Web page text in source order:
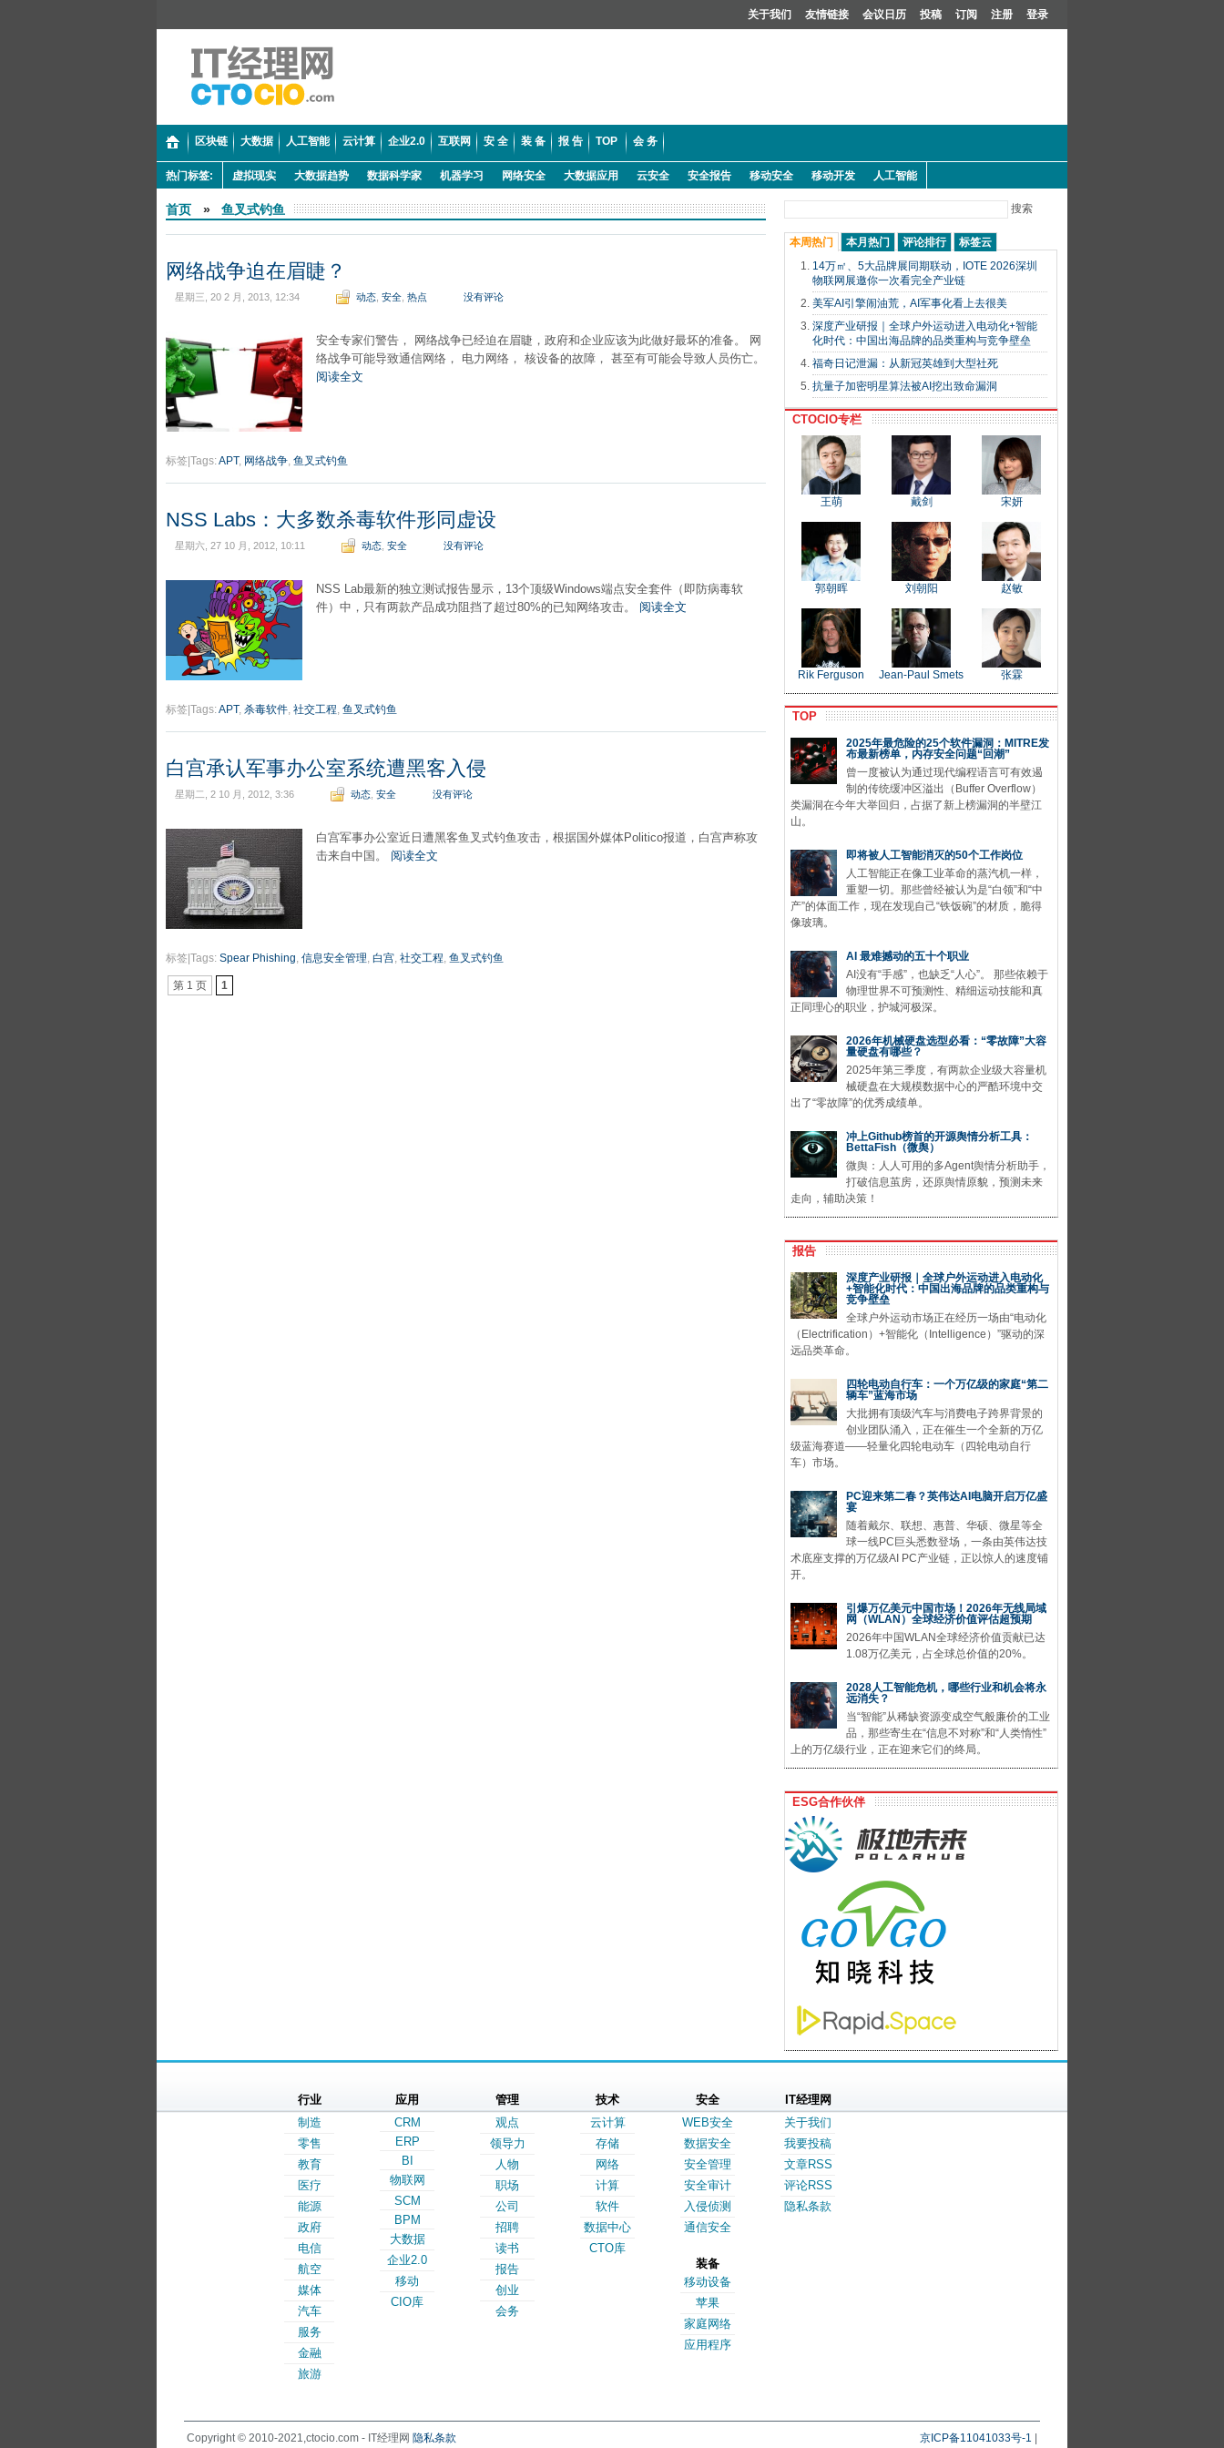
关于我们 友情链接 会议日历 投稿 订阅 注册 登录
区块链 大数据 人工智能 云计算 企业2.0 互联网 安 全 装 备 报 告 TOP 会 务
热门标签: 虚拟现实 大数据趋势 数据科学家 机器学习 网络安全 大数据应用 云安全 安全报告 移动安全 移动开发 人工智能
首页 » 鱼叉式钓鱼
网络战争迫在眉睫？
星期三, 20 2 月, 2013, 12:34 动态 安全 热点 没有评论
安全专家们警告， 网络战争已经迫在眉睫，政府和企业应该为此做好最坏的准备。 网
络战争可能导致通信网络， 电力网络， 核设备的故障， 甚至有可能会导致人员伤亡。
阅读全文
标签|Tags:APT, 网络战争, 鱼叉式钓鱼
NSS Labs：大多数杀毒软件形同虚设
星期六, 27 10 月, 2012, 10:11 动态 安全 没有评论
NSS Lab最新的独立测试报告显示，13个顶级Windows端点安全套件（即防病毒软
件）中，只有两款产品成功阻挡了超过80%的已知网络攻击。 阅读全文
标签|Tags:APT, 杀毒软件, 社交工程, 鱼叉式钓鱼
白宫承认军事办公室系统遭黑客入侵
星期二, 2 10 月, 2012, 3:36 动态 安全 没有评论
白宫军事办公室近日遭黑客鱼叉式钓鱼攻击，根据国外媒体Politico报道，白宫声称攻
击来自中国。 阅读全文
标签|Tags: Spear Phishing, 信息安全管理, 白宫, 社交工程, 鱼叉式钓鱼
第 1 页 1
搜索
本周热门 本月热门 评论排行
标签云
14万㎡、5大品牌展同期联动，IOTE 2026深圳
物联网展邀你一次看完全产业链
美军AI引擎闹油荒，AI军事化看上去很美
深度产业研报｜全球户外运动进入电动化+智能
化时代：中国出海品牌的品类重构与竞争壁垒
福奇日记泄漏：从新冠英雄到大型社死
抗量子加密明星算法被AI挖出致命漏洞
CTOCIO专栏
王萌 戴剑 宋妍
郭朝晖 刘朝阳 赵敏
Rik Ferguson Jean-Paul Smets 张霖
TOP
2025年最危险的25个软件漏洞：MITRE发
布最新榜单，内存安全问题“回潮”
曾一度被认为通过现代编程语言可有效遏
制的传统缓冲区溢出（Buffer Overflow）
类漏洞在今年大举回归，占据了新上榜漏洞的半壁江
山。
即将被人工智能消灭的50个工作岗位
人工智能正在像工业革命的蒸汽机一样，
重塑一切。那些曾经被认为是“白领”和“中
产”的体面工作，现在发现自己“铁饭碗”的材质，脆得
像玻璃。
AI 最难撼动的五十个职业
AI没有“手感”，也缺乏“人心”。 那些依赖于
物理世界不可预测性、精细运动技能和真
正同理心的职业，护城河极深。
2026年机械硬盘选型必看：“零故障”大容
量硬盘有哪些？
2025年第三季度，有两款企业级大容量机
械硬盘在大规模数据中心的严酷环境中交
出了“零故障”的优秀成绩单。
冲上Github榜首的开源舆情分析工具：
BettaFish（微舆）
微舆：人人可用的多Agent舆情分析助手，
打破信息茧房，还原舆情原貌，预测未来
走向，辅助决策！
报告
深度产业研报｜全球户外运动进入电动化
+智能化时代：中国出海品牌的品类重构与
竞争壁垒
全球户外运动市场正在经历一场由“电动化
（Electrification）+智能化（Intelligence）”驱动的深
远品类革命。
四轮电动自行车：一个万亿级的家庭“第二
辆车”蓝海市场
大批拥有顶级汽车与消费电子跨界背景的
创业团队涌入，正在催生一个全新的万亿
级蓝海赛道——轻量化四轮电动车（四轮电动自行
车）市场。
PC迎来第二春？英伟达AI电脑开启万亿盛
宴
随着戴尔、联想、惠普、华硕、微星等全
球一线PC巨头悉数登场，一条由英伟达技
术底座支撑的万亿级AI PC产业链，正以惊人的速度铺
开。
引爆万亿美元中国市场！2026年无线局域
网（WLAN）全球经济价值评估超预期
2026年中国WLAN全球经济价值贡献已达
1.08万亿美元，占全球总价值的20%。
2028人工智能危机，哪些行业和机会将永
远消失？
当“智能”从稀缺资源变成空气般廉价的工业
品，那些寄生在“信息不对称”和“人类惰性”
上的万亿级行业，正在迎来它们的终局。
ESG合作伙伴
行业
制造
零售
教育
医疗
能源
政府
电信
航空
媒体
汽车
服务
金融
旅游
应用
CRM
ERP
BI
物联网
SCM
BPM
大数据
企业2.0
移动
CIO库
管理
观点
领导力
人物
职场
公司
招聘
读书
报告
创业
会务
技术
云计算
存储
网络
计算
软件
数据中心
CTO库
安全
WEB安全
数据安全
安全管理
安全审计
入侵侦测
通信安全
装备
移动设备
苹果
家庭网络
应用程序
IT经理网
关于我们
我要投稿
文章RSS
评论RSS
隐私条款
Copyright © 2010-2021,ctocio.com - IT经理网 隐私条款 京ICP备11041033号-1